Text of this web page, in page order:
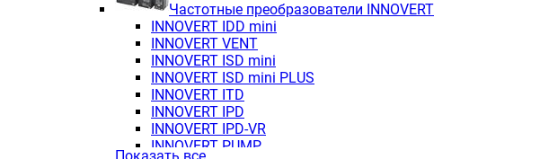
Частотные преобразователи INNOVERT
INNOVERT IDD mini
INNOVERT VENT
INNOVERT ISD mini
INNOVERT ISD mini PLUS
INNOVERT ITD
INNOVERT IРD
INNOVERT IРD-VR
INNOVERT PUMP